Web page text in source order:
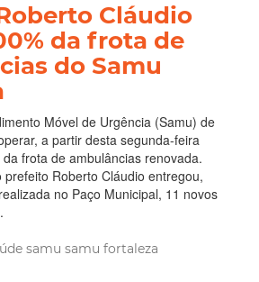
Cláudio
da frota de
do Samu
Móvel de Urgência (Samu) de
a partir desta segunda-feira
frota de ambulâncias renovada.
prefeito Roberto Cláudio entregou,
no Paço Municipal, 11 novos
samu samu fortaleza